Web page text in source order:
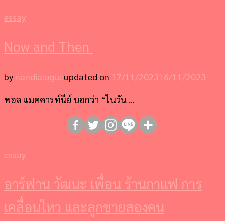
essay
Now and Then
by nandialogueupdated on 17/11/202316/11/2023
พอล แมคคารท์นีย์ บอกว่า “ในวัน …
essay
อาร์ฟาน วัฒนะ เพื่อน ร้านกาแฟ การ
เคลื่อนไหว และลูกชายสองคน